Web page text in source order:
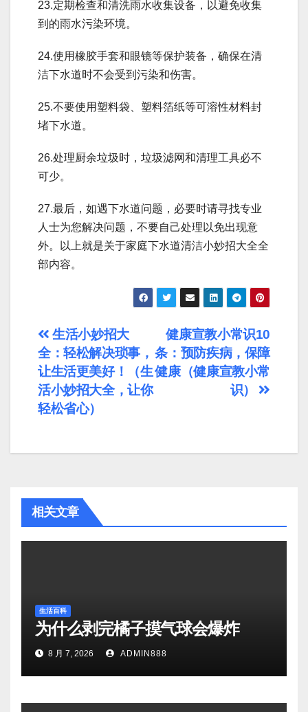
23.定期检查和清洗雨水收集设备，以避免收集
到的雨水污染环境。
24.使用橡胶手套和眼镜等保护装备，确保在清
洁下水道时不会受到污染和伤害。
25.不要使用塑料袋、塑料箔纸等可溶性材料封
堵下水道。
26.处理厨余垃圾时，垃圾滤网和清理工具必不
可少。
27.最后，如遇下水道问题，必要时请寻找专业
人士为您解决问题，不要自己处理以免出现意
外。以上就是关于家庭下水道清洁小妙招大全全
部内容。
文
章
导
航
健康宣教小常识10
条：预防疾病，保障
健康（健康宣教小常
识）
生活小妙招大
全：轻松解决琐事，
让生活更美好！（生
活小妙招大全，让你
轻松省心）
相关文章
生活百科
为什么剥完橘子摸气球会爆炸
8 月 7, 2026 ADMIN888